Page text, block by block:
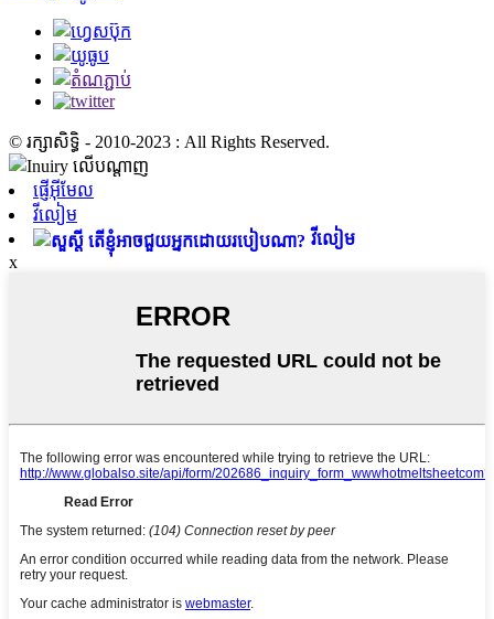
© រក្សាសិទ្ធិ - 2010-2023 : All Rights Reserved.
ផ្ញើអ៊ីមែល
វីលៀម
វីលៀម
x